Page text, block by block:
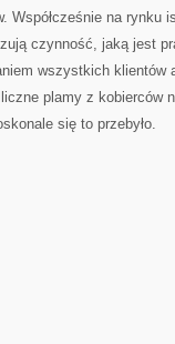
Współcześnie na
czynność, jaką jest
wszystkich
plamy z kobierców
się to przebyło.